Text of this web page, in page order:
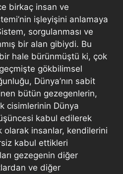
birkaç insan ve
işleyişini anlamaya
sorgulanması ve
bir alan gibiydi. Bu
hale bürünmüştü ki, çok
gökbilimsel
Dünya’nın sabit
bütün gezegenlerin,
cisimlerinin Dünya
kabul edilerek
olarak insanlar, kendilerini
kabul ettikleri
gezegenin diğer
ve diğer